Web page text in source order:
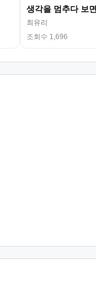
생각을 멈추다 보면
최유리
조회수 1,696